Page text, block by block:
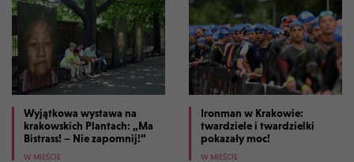
Wyjątkowa wystawa na
krakowskich Plantach: „Ma
Bistrass! – Nie zapomnij!”
W MIEŚCIE
Ironman w Krakowie:
twardziele i twardzielki
pokazały moc!
W MIEŚCIE